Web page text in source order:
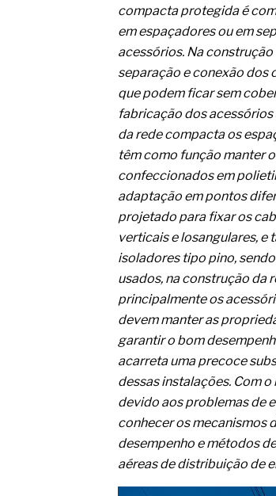
melhora o
O
governança
O desenho
competitiva
As variações
cimentícios
A próxima
A IA elevou a
compacta protegida é
em espaçadores ou em
acessórios. Na
separação e conexão dos
que podem ficar sem
fabricação dos
da rede compacta os
têm como função manter
confeccionados em
adaptação em pontos
projetado para fixar os
verticais e losangulares,
isoladores tipo pino,
usados, na construção da
principalmente os
devem manter as
garantir o bom
acarreta uma precoce
dessas instalações. Com
devido aos problemas de
conhecer os mecanismos
desempenho e métodos
aéreas de distribuição de